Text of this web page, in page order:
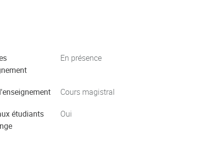
En présence
Cours magistral
étudiants
Oui